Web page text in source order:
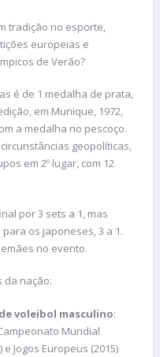
tradição no esporte,
europeias e
de Verão?
é de 1 medalha de prata,
em Munique, 1972,
a medalha no pescoço.
geopolíticas,
em 2º lugar, com 12
por 3 sets a 1, mas
os japoneses, 3 a 1.
no evento.
da nação:
voleibol masculino:
Mundial
Jogos Europeus (2015)